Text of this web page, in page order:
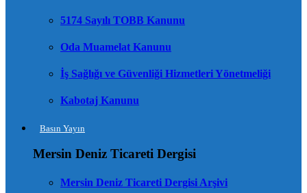
5174 Sayılı TOBB Kanunu
Oda Muamelat Kanunu
İş Sağlığı ve Güvenliği Hizmetleri Yönetmeliği
Kabotaj Kanunu
Basın Yayın
Mersin Deniz Ticareti Dergisi
Mersin Deniz Ticareti Dergisi Arşivi